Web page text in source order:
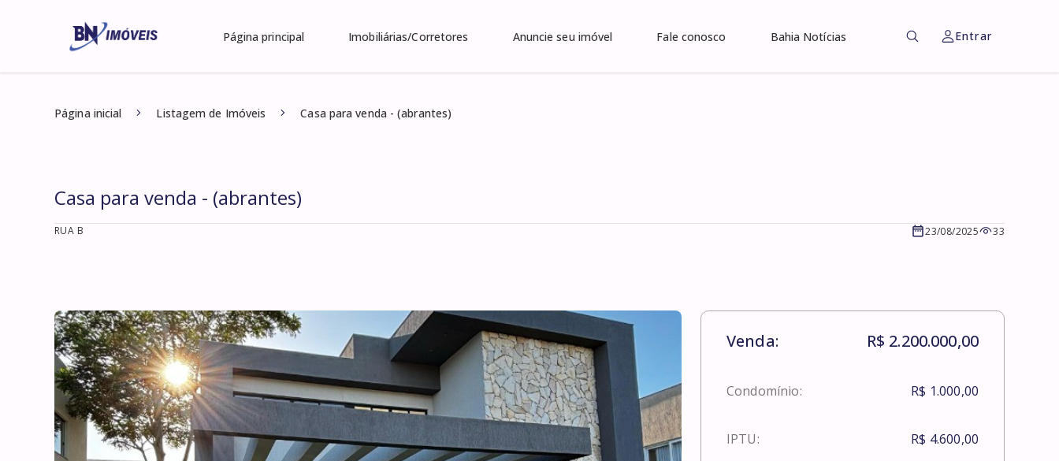
Página principal Imobiliárias/Corretores Anuncie seu imóvel Fale conosco Bahia Notícias Entrar
Página inicial Listagem de Imóveis Casa para venda - (abrantes)
Casa para venda - (abrantes)
RUA B 23/08/2025 33
Venda: R$ 2.200.000,00
Condomínio: R$ 1.000,00
IPTU: R$ 4.600,00